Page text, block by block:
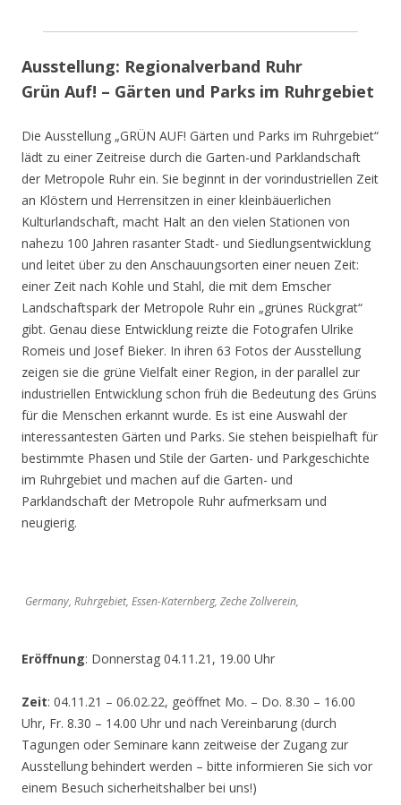
Ausstellung: Regionalverband Ruhr
Grün Auf! – Gärten und Parks im Ruhrgebiet
Die Ausstellung „GRÜN AUF! Gärten und Parks im Ruhrgebiet“
lädt zu einer Zeitreise durch die Garten-und Parklandschaft
der Metropole Ruhr ein. Sie beginnt in der vorindustriellen Zeit
an Klöstern und Herrensitzen in einer kleinbäuerlichen
Kulturlandschaft, macht Halt an den vielen Stationen von
nahezu 100 Jahren rasanter Stadt- und Siedlungsentwicklung
und leitet über zu den Anschauungsorten einer neuen Zeit:
einer Zeit nach Kohle und Stahl, die mit dem Emscher
Landschaftspark der Metropole Ruhr ein „grünes Rückgrat“
gibt. Genau diese Entwicklung reizte die Fotografen Ulrike
Romeis und Josef Bieker. In ihren 63 Fotos der Ausstellung
zeigen sie die grüne Vielfalt einer Region, in der parallel zur
industriellen Entwicklung schon früh die Bedeutung des Grüns
für die Menschen erkannt wurde. Es ist eine Auswahl der
interessantesten Gärten und Parks. Sie stehen beispielhaft für
bestimmte Phasen und Stile der Garten- und Parkgeschichte
im Ruhrgebiet und machen auf die Garten- und
Parklandschaft der Metropole Ruhr aufmerksam und
neugierig.
Germany, Ruhrgebiet, Essen-Katernberg, Zeche Zollverein,
Eröffnung: Donnerstag 04.11.21, 19.00 Uhr
Zeit: 04.11.21 – 06.02.22, geöffnet Mo. – Do. 8.30 – 16.00
Uhr, Fr. 8.30 – 14.00 Uhr und nach Vereinbarung (durch
Tagungen oder Seminare kann zeitweise der Zugang zur
Ausstellung behindert werden – bitte informieren Sie sich vor
einem Besuch sicherheitshalber bei uns!)